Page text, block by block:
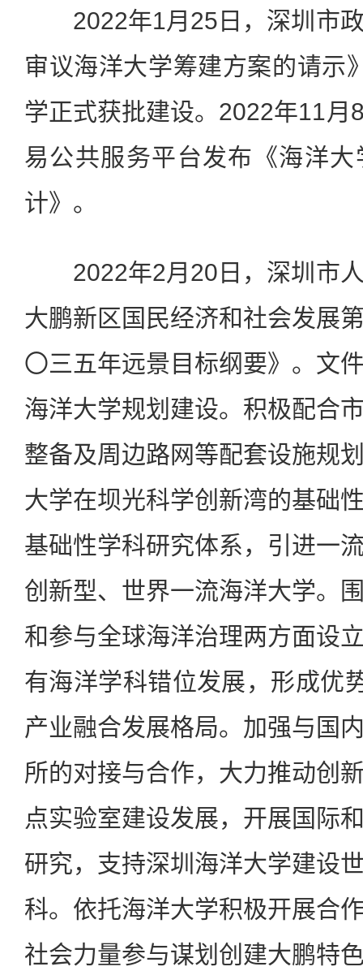
2022年1月25日，深圳市政
审议海洋大学筹建方案的请示
学正式获批建设。2022年11月
易公共服务平台发布《海洋
计》。
2022年2月20日，深圳市人
大鹏新区国民经济和社会发展
〇三五年远景目标纲要》。文
海洋大学规划建设。积极配合
整备及周边路网等配套设施规
大学在坝光科学创新湾的基础
基础性学科研究体系，引进一
创新型、世界一流海洋大学。
和参与全球海洋治理两方面设
有海洋学科错位发展，形成优
产业融合发展格局。加强与国
所的对接与合作，大力推动创
点实验室建设发展，开展国际
研究，支持深圳海洋大学建设
科。依托海洋大学积极开展合
社会力量参与谋划创建大鹏特